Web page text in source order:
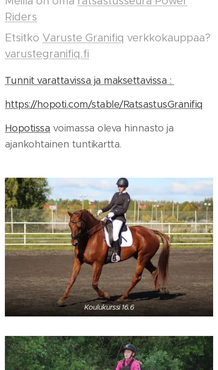
Riders
Etsitkö Varuste Granifiq verkkokauppaa?
varustegranifiq.fi
Tunnit varattavissa ja maksettavissa :
https://hopoti.com/stable/RatsastusGranifiq
Hopotissa voimassa oleva hinnasto ja
ajankohtainen tuntikartta.
Koulukurssi 16.6